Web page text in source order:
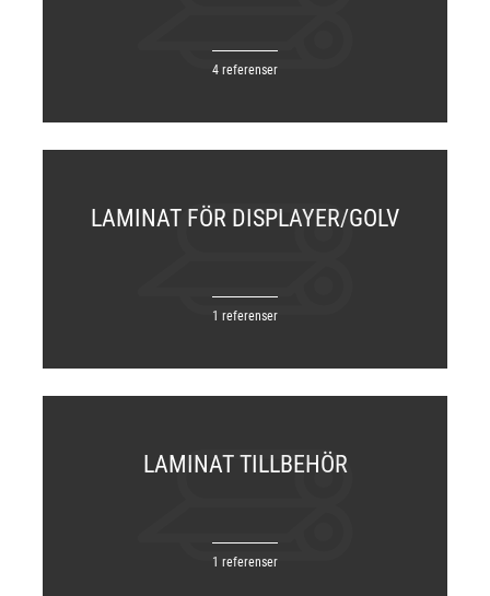
4 referenser
LAMINAT FÖR DISPLAYER/GOLV
1 referenser
LAMINAT TILLBEHÖR
1 referenser